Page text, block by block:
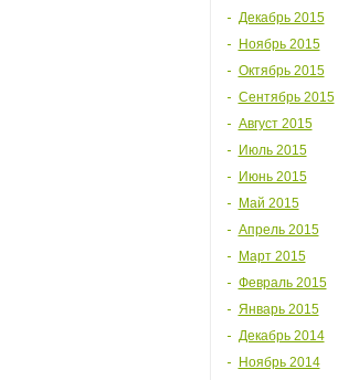
Декабрь 2015
Ноябрь 2015
Октябрь 2015
Сентябрь 2015
Август 2015
Июль 2015
Июнь 2015
Май 2015
Апрель 2015
Март 2015
Февраль 2015
Январь 2015
Декабрь 2014
Ноябрь 2014